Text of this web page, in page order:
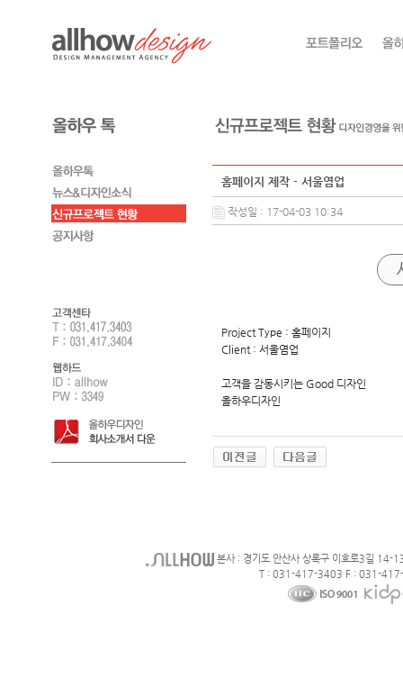
홈페이지 제작 - 서울염업
작성일 : 17-04-03 10:34
Project Type : 홈페이지
Client : 서울염업
고객을 감동시키는 Good 디자인
올하우디자인
본사 : 경기도 안산사 상록구 이호로3길 14-
T : 031-417-3403 F : 031-